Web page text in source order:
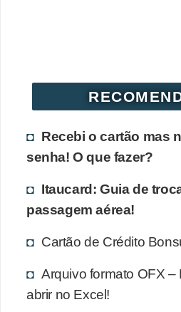
Recebi o cartão mas
senha! O que fazer?
Itaucard: Guia de
passagem aérea!
Cartão de Crédito
Arquivo formato OFX –
abrir no Excel!
i
t
E
u
c
a